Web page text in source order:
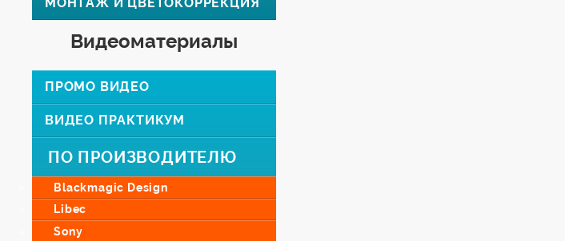
Видеоматериалы
ПРОМО ВИДЕО
ВИДЕО ПРАКТИКУМ
ПО ПРОИЗВОДИТЕЛЮ
Blackmagic Design
Libec
Sony